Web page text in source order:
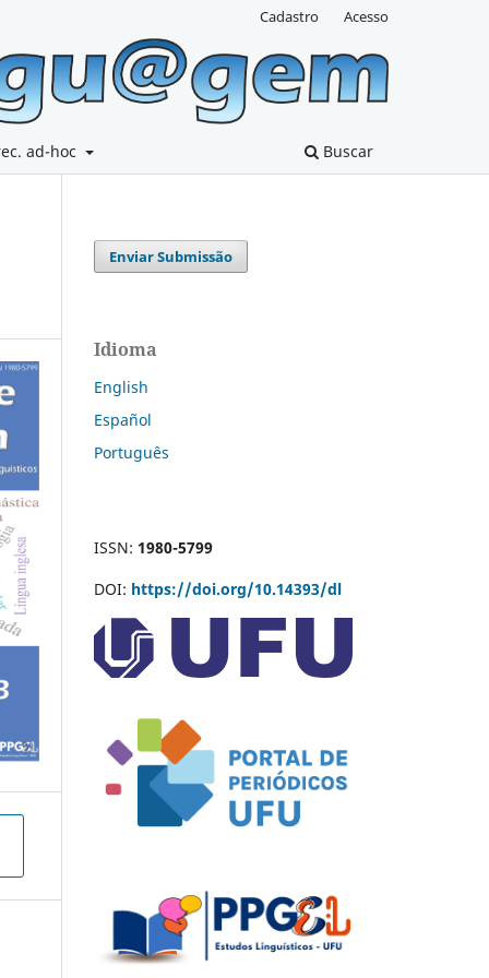
ad-hoc Buscar
Cadastro Acesso
Enviar Submissão
Idioma
English
Español
Português
ISSN: 1980-5799
DOI: https://doi.org/10.14393/dl